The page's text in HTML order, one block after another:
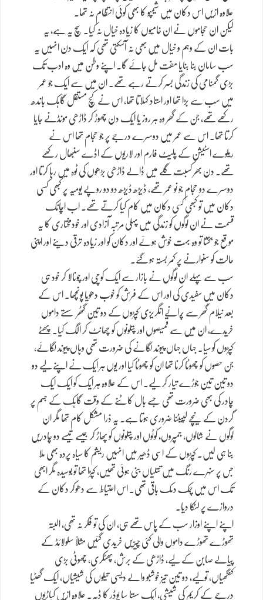
علاوہ ازیں اس دکان میں شیمپو کا بھی کوئی انتظام نہ تھا۔
لیکن ان حجاموں نے ان خامیوں کا زیادہ خیال نہ کیا۔ سچ یہ ہے، یہ
بات ان کے وہم و خیال میں بھی نہ آسکتی تھی کہ ایک دن انہیں یہ
سب سامان بنا بنایا مفت مل جائے گا۔ اپنے وطن میں وہ ادب تک
بڑی گمنامی کی زندگی بسر کرتے رہے تھے۔ ان میں سے ایک جو عمر
میں سب سے بڑا تھا اور استاد کہلاتا تھا، اس نے کچ مستقل گاہک باندھ
رکھے تھے، جن کے گھر وہ ہر روز یا ایک دن چھوڑ کر ڈاڑھی مونڈنے جایا
کرتا تھا۔ اس سے عمر میں دوسرے درجے پر جو حجام تھا اس نے
ریلوے اسٹیشن کے پلیٹ فارم اور لاریوں کے اڈے سنبھال رکھے
تھے۔ دن بھر کسبت گلے میں ڈالے ڈاڑھی بڑھوں کی ٹوہ میں رہا کرتا اور
دوسرے دو حجام جو نو عمر تھے، ڈیڑھ ڈیڑھ دو دو روپے یومیہ پر کبھی کسی
دکان میں تو کبھی کسی دکان میں کام کیا کرتے تھے۔ اب اچانک
قسمت نے ان لوگوں کو زندگی میں پہلی مرتبہ آزادی اور خودمختاری کا یہ
موقع جو بخشا تو وہ بہت خوش ہوئے اور دکان کو اور زیادہ ترقی دینے اور اپنی
حالت کو سنوارنے پر کمر بستہ ہو گئے۔
سب سے پہلے ان لوگوں نے بازار سے ایک کوچی اور چونالا کر خود ہی
دکان میں سفیدی کی اور اس کے فرش کو خوب دھویا پونچھا۔ اس کے
بعد نیلام گھر سے پُرانے انگریزی کپڑوں کے دو تین گٹھر سستے داموں
خریدے، ان میں سے قمیصوں اور پتلونوں کو چھانٹ کر الگ کیا۔ پھٹے
کپڑوں کو سیا۔ جہاں جہاں پیوند لگانے کی ضرورت تھی وہاں پیوند لگائے،
جن حصوں کو چھوٹا کرنا تھا ان کو چھوٹا کیا اور یوں ہر ایک نے اپنے لیے دو
دو تین تین جوڑے تیار کر لیے۔ اس کے علاوہ ہر ایک کو ایک ایک
چادر کی بھی ضرورت تھی جسے بال کاٹنے کے وقت گاہک کے جسم پر
گردن کے نیچے لپیٹنا ضروری ہوتا ہے۔ یہ ذرا مشکل کام تھا مگر ان
لوگوں نے شالوں، جمپروں، کوٹوں اور پتلونوں کو پھاڑ کر جیسے تیسے دو چادریں
بنا ہی لیں۔ کپڑوں کے اسی ڈھیر میں انہیں ریشم کا سیاہ پردہ بھی ملا
جس پر سنہرے رنگ میں تتلیاں بنی ہوئی تھیں، کپڑا تھا تو بوسیدہ مگر ابھی
تک اس میں چمک دمک باقی تھی۔ اس احتیاط سے دھوکر دکان کے
دروازے پر لٹکا دیا۔
اپنے اپنے اوزار سب کے پاس تھے ہی، ان کی تو فکر نہ تھی، البتہ
تھوڑے تھوڑے داموں والی کئی چیزیں خریدی گئیں مثلاً سلولائڈ کے
پیالے صابن کے لیے، ڈاڑھی کے برش، پھٹکری، چھوٹی بڑی
کنگھیاں، تولیے، دو تین تیز خوشبو والے دیسی تیلوں کی شیشیاں، ایک گھٹیا
درجے کے کریم کی شیشی، ایک سستا سا پوڈر کا ڈبہ۔ علاوہ ازیں کباڑیوں